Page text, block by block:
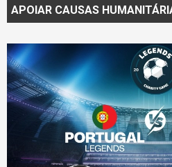
APOIAR CAUSAS